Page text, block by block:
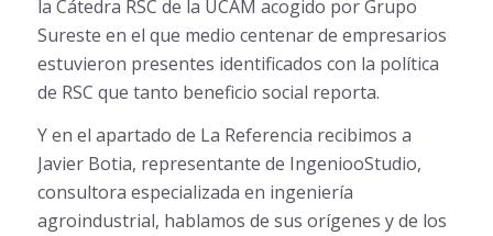
la Cátedra RSC de la UCAM acogido por Grupo
Sureste en el que medio centenar de empresarios
estuvieron presentes identificados con la política
de RSC que tanto beneficio social reporta.
Y en el apartado de La Referencia recibimos a
Javier Botia, representante de IngeniooStudio,
consultora especializada en ingeniería
agroindustrial, hablamos de sus orígenes y de los